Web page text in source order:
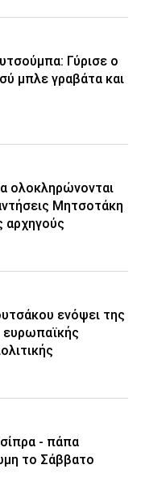
Γύρισε ο
μπλε γραβάτα και
ολοκληρώνονται
Μητσοτάκη
αρχηγούς
ενόψει της
- πάπα
το Σάββατο